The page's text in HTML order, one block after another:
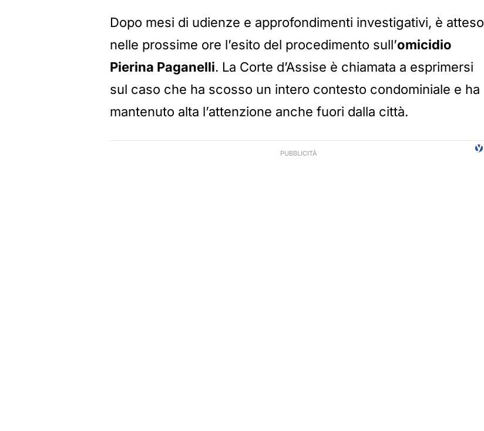
Dopo mesi di udienze e approfondimenti investigativi, è atteso
nelle prossime ore l’esito del procedimento sull’omicidio
Pierina Paganelli. La Corte d’Assise è chiamata a esprimersi
sul caso che ha scosso un intero contesto condominiale e ha
mantenuto alta l’attenzione anche fuori dalla città.